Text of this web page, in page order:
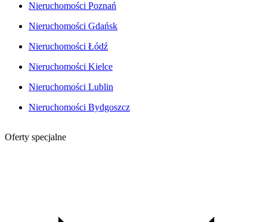
Nieruchomości Poznań
Nieruchomości Gdańsk
Nieruchomości Łódź
Nieruchomości Kielce
Nieruchomości Lublin
Nieruchomości Bydgoszcz
Oferty specjalne